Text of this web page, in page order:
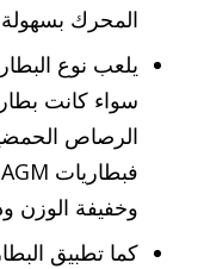
المحرك بسهولة
يلعب نوع
سواء كانت
وخفيفة الوزن
كما تطبيق